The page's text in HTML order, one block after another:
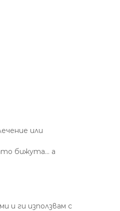
или
бижута… а
и ги използвам с